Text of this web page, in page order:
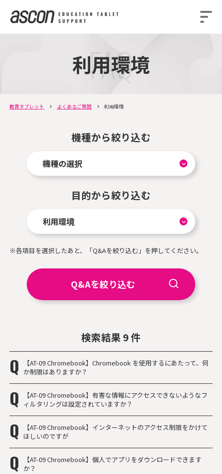
利用環境
教育タブレット よくあるご質問 利用環境
機種から絞り込む
目的から絞り込む
※各項目を選択したあと、「Q&Aを絞り込む」を押してください。
Q&Aを絞り込む
検索結果 9 件
【AT-09 Chromebook】Chromebook を使用するにあたって、何
か制限はありますか？
【AT-09 Chromebook】有害な情報にアクセスできないようなフ
ィルタリングは設定されていますか？
【AT-09 Chromebook】インターネットのアクセス制限をかけて
ほしいのですが
【AT-09 Chromebook】個人でアプリをダウンロードできます
か？